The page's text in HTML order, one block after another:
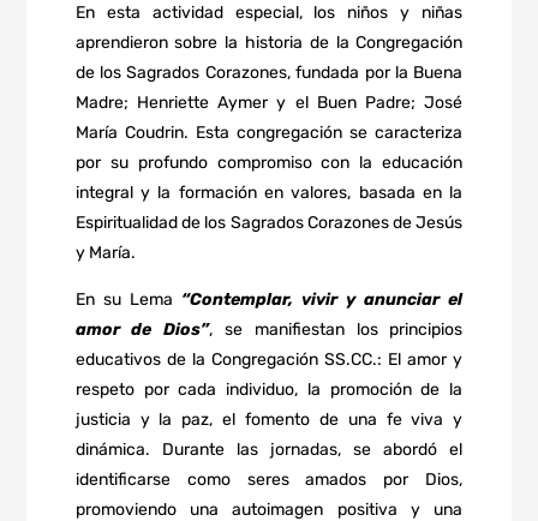
En esta actividad especial, los niños y niñas
aprendieron sobre la historia de la Congregación
de los Sagrados Corazones, fundada por la Buena
Madre; Henriette Aymer y el Buen Padre; José
María Coudrin. Esta congregación se caracteriza
por su profundo compromiso con la educación
integral y la formación en valores, basada en la
Espiritualidad de los Sagrados Corazones de Jesús
y María.
En su Lema “Contemplar, vivir y anunciar el
amor de Dios”, se manifiestan los principios
educativos de la Congregación SS.CC.: El amor y
respeto por cada individuo, la promoción de la
justicia y la paz, el fomento de una fe viva y
dinámica. Durante las jornadas, se abordó el
identificarse como seres amados por Dios,
promoviendo una autoimagen positiva y una